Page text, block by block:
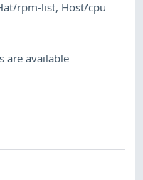
rpm-list, Host/cpu
are available